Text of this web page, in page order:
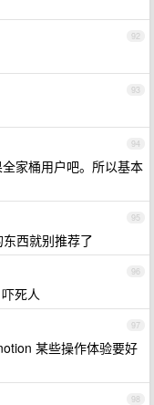
92
93
94
家桶用户吧。所以基本
95
西就别推荐了
96
死人
97
某些操作体验要好
98